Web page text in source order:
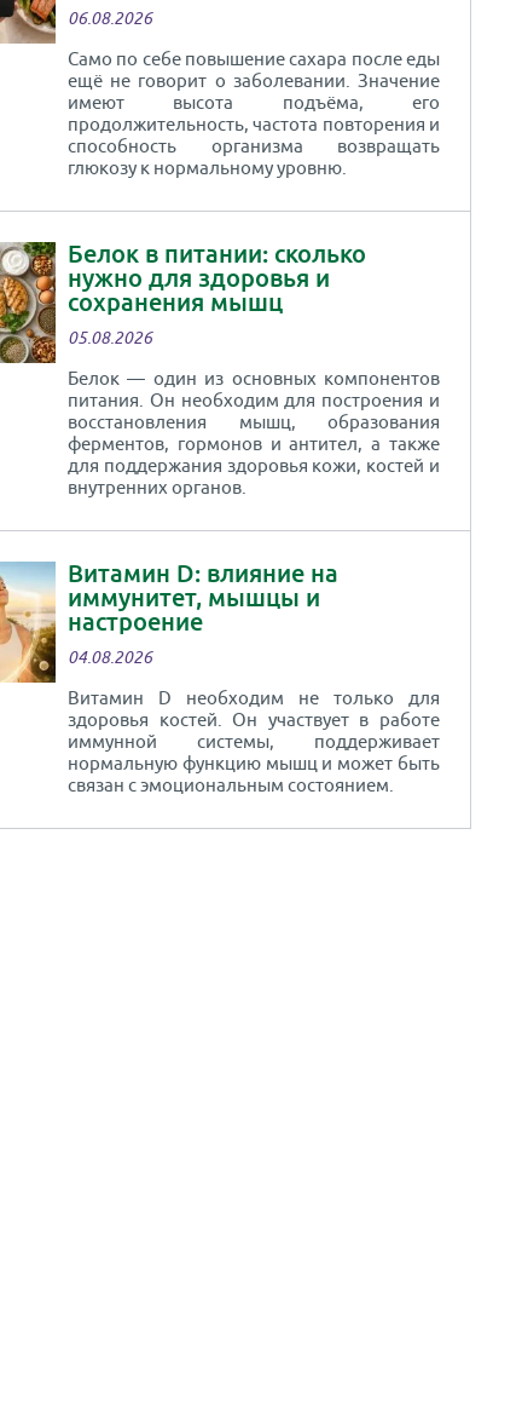
06.08.2026
Само по себе повышение сахара после еды
ещё не говорит о заболевании. Значение
имеют высота подъёма, его
продолжительность, частота повторения и
способность организма возвращать
глюкозу к нормальному уровню.
Белок в питании: сколько
нужно для здоровья и
сохранения мышц
05.08.2026
Белок — один из основных компонентов
питания. Он необходим для построения и
восстановления мышц, образования
ферментов, гормонов и антител, а также
для поддержания здоровья кожи, костей и
внутренних органов.
Витамин D: влияние на
иммунитет, мышцы и
настроение
04.08.2026
Витамин D необходим не только для
здоровья костей. Он участвует в работе
иммунной системы, поддерживает
нормальную функцию мышц и может быть
связан с эмоциональным состоянием.